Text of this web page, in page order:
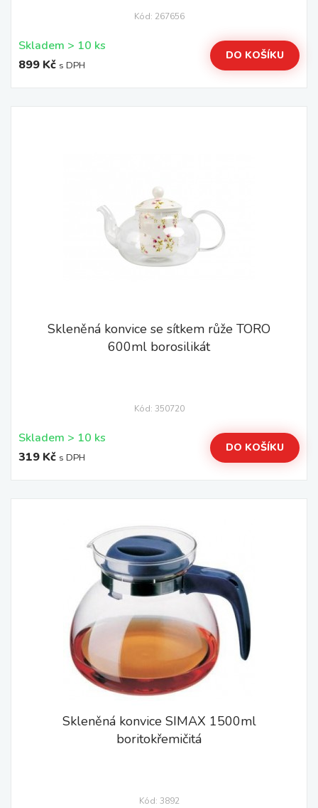
Kód: 267656
Skladem > 10 ks
899 Kč s DPH
DO KOŠÍKU
Skleněná konvice se sítkem růže TORO
600ml borosilikát
Kód: 350720
Skladem > 10 ks
319 Kč s DPH
DO KOŠÍKU
Skleněná konvice SIMAX 1500ml
boritokřemičitá
Kód: 3892